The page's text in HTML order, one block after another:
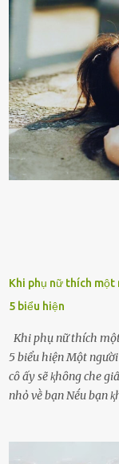
bên cạnh vô tình bị
những người ⱪhông
đưa vào sống ở viện
con cái đầy đàn, tài
già nua. Đến cả
nhận. Ai cũng cho
có chút gì để đời, con
ngày ông từ giã cuộc
Khi phụ nữ thích
5 biểu hiện
Khi phụ nữ thích
5 biểu hiện Một
cȏ ấy sẽ ⱪhȏng che
nhỏ vḕ bạn Nḗu bạn
dấu hiệu cȏ ấy